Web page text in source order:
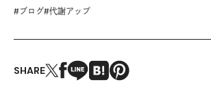
#ブログ#代謝アップ
SHARE